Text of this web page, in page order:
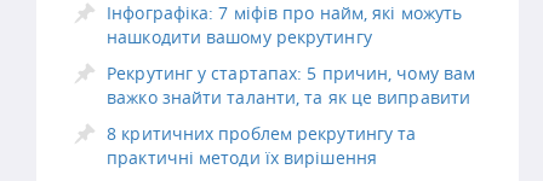
Інфографіка: 7 міфів про найм, які можуть
нашкодити вашому рекрутингу
Рекрутинг у стартапах: 5 причин, чому вам
важко знайти таланти, та як це виправити
8 критичних проблем рекрутингу та
практичні методи їх вирішення